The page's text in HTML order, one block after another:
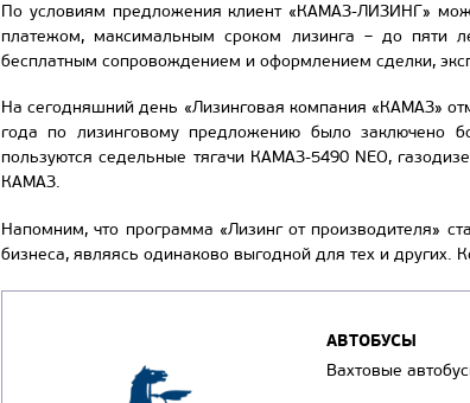
По условиям предложения клиент «КАМАЗ-ЛИЗИНГ»
платежом, максимальным сроком лизинга – до пяти
бесплатным сопровождением и оформлением сделки,
На сегодняшний день «Лизинговая компания «КАМАЗ»
года по лизинговому предложению было заключено
пользуются седельные тягачи КАМАЗ-5490 NEO,
КАМАЗ.
Напомним, что программа «Лизинг от производителя»
бизнеса, являясь одинаково выгодной для тех и
АВТОБУСЫ
Вахтовые